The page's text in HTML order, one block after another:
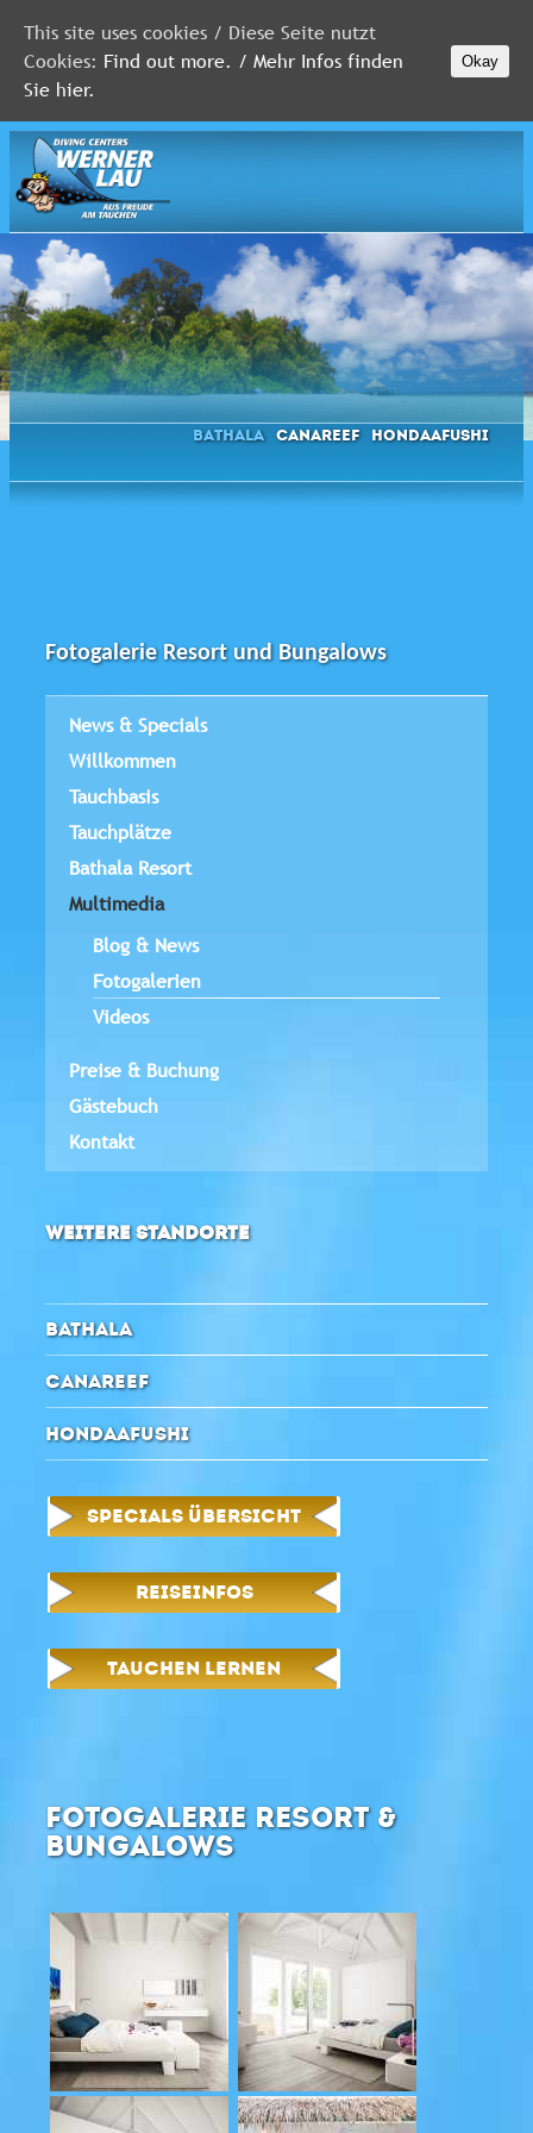
MALEDIVEN
ROTES
MEER
FLORIDA
Newsletter
Bathala Canareef Hondaafushi
Fotogalerie Resort und Bungalows
News & Specials
Willkommen
Tauchbasis
Tauchplätze
Bathala Resort
Multimedia
Blog & News
Fotogalerien
Videos
Preise & Buchung
Gästebuch
Kontakt
WEITERE STANDORTE
BATHALA
CANAREEF
HONDAAFUSHI
SPECIALS ÜBERSICHT
REISEINFOS
TAUCHEN LERNEN
FOTOGALERIE RESORT &
BUNGALOWS
This site uses cookies / Diese Seite nutzt
Cookies: Find out more. / Mehr Infos finden
Sie hier.
Okay